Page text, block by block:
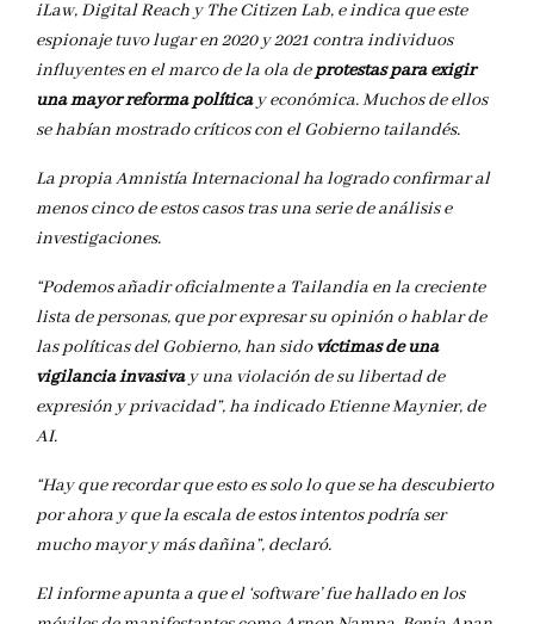
iLaw, Digital Reach y The Citizen Lab, e indica que este
espionaje tuvo lugar en 2020 y 2021 contra individuos
influyentes en el marco de la ola deprotestas para exigir
una mayor reforma políticay económica. Muchos de ellos
se habían mostrado críticos con el Gobierno tailandés.
La propia Amnistía Internacional ha logrado confirmar al
menos cinco de estos casos tras una serie de análisis e
investigaciones.
“Podemos añadir oficialmente a Tailandia en la creciente
lista de personas, que por expresar su opinión o hablar de
las políticas del Gobierno, han sidovíctimas de una
vigilancia invasivay una violación de su libertad de
expresión y privacidad”, ha indicado Etienne Maynier, de
AI.
“Hay que recordar que esto es solo lo que se ha descubierto
por ahora y que la escala de estos intentos podría ser
mucho mayor y más dañina”, declaró.
El informe apunta a que el ‘software’ fue hallado en los